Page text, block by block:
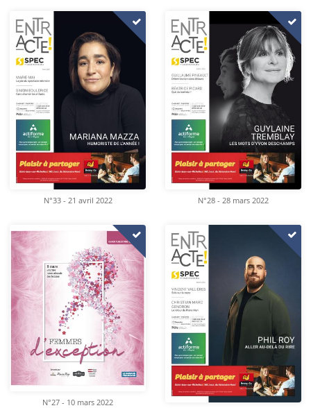
N°33 - 21 avril 2022 N°28 - 28 mars 2022
N°27 - 10 mars 2022